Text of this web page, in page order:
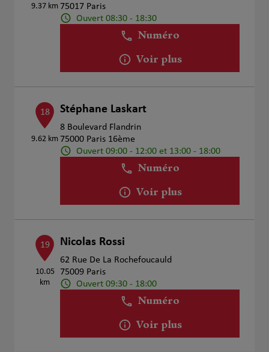
9.37 km 75017 Paris
Ouvert 08:30 - 18:30
Numéro
Voir plus
18
9.62 km
Stéphane Laskart
8 Boulevard Flandrin
75000 Paris 16ème
Ouvert 09:00 - 12:00 et 13:00 - 18:00
Numéro
Voir plus
19
10.05
km
Nicolas Rossi
62 Rue De La Rochefoucauld
75009 Paris
Ouvert 09:30 - 18:00
Numéro
Voir plus